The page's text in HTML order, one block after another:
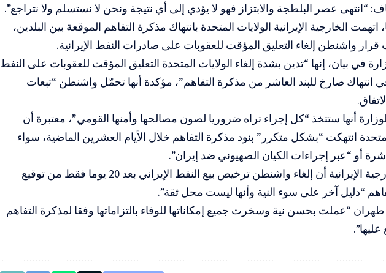
“انتهى عصر البلطجة والابتزاز فهو لا يؤدي إلى أي نتيجة ونحن لا نستسلم ولا نتراجع”.
الخارجية الإيرانية الولايات المتحدة بانتهاك مذكرة التفاهم الموقعة بين البلدين،
واشنطن إلغاء التعليق المؤقت للعقوبات على صادرات النفط الإيرانية.
في بيان، إنها “تدين بشدة إلغاء الولايات المتحدة التعليق المؤقت للعقوبات على النفط
في انتهاك صارخ للبند العاشر من مذكرة التفاهم”، مؤكدة أنها تحمّل واشنطن “تبعات
أنها ستتخذ “كل إجراء تراه ضروريا لصون مصالحها وأمنها القومي”، معتبرة أن
انتهكت “بشكل متكرر” بنود مذكرة التفاهم خلال الأيام العشرين الماضية، سواء
أو “عبر إجراءات الكيان الصهيوني ضد إيران”.
ورأت الخارجية الإيرانية أن إلغاء واشنطن ترخيص بيع النفط الإيراني بعد 20 يوما فقط من توقيع
“دليل آخر على سوء النية وأنها ليست محل ثقة”.
“عملت بحسن نية وسخرت جميع إمكاناتها للوفاء بالتزاماتها وفقا لمذكرة التفاهم
عليها”.